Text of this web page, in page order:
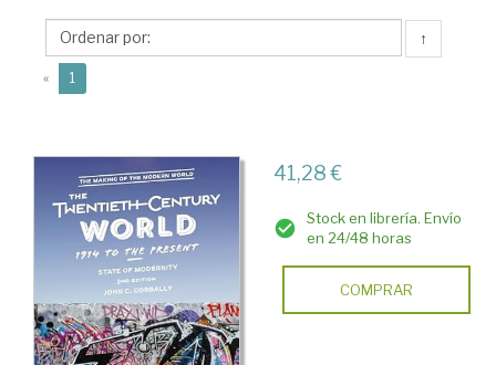
↑
« 1
41,28 €
Stock en librería. Envío
en 24/48 horas
COMPRAR